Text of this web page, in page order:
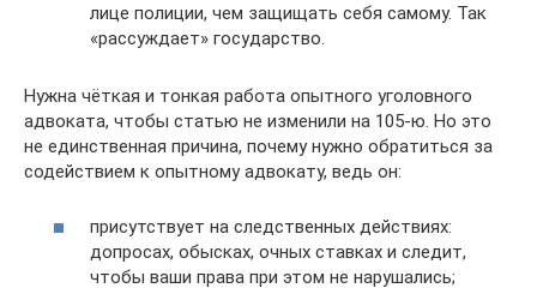
лице полиции, чем защищать себя самому. Так
«рассуждает» государство.
Нужна чёткая и тонкая работа опытного уголовного
адвоката, чтобы статью не изменили на 105-ю. Но это
не единственная причина, почему нужно обратиться за
содействием к опытному адвокату, ведь он:
присутствует на следственных действиях:
допросах, обысках, очных ставках и следит,
чтобы ваши права при этом не нарушались;